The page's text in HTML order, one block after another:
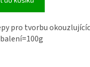
pro tvorbu